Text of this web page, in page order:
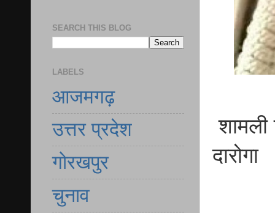
दारोगा
SEARCH THIS BLOG
LABELS
आजमगढ़
उत्तर प्रदेश
गोरखपुर
चुनाव